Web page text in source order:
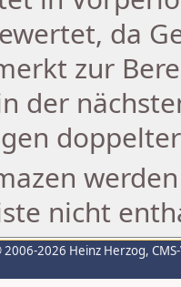
da
zur
der
nicht
2026 Heinz Herzog,